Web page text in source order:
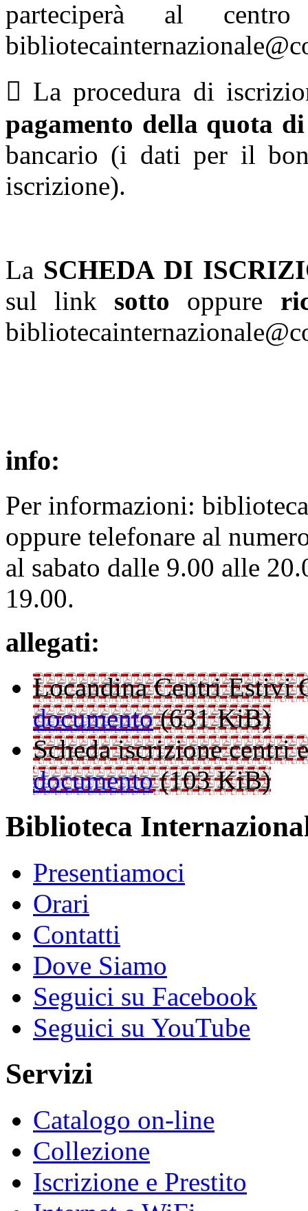
parteciperà al
 La procedura di
pagamento della quota
bancario (i dati per il
iscrizione).
La SCHEDA DI
sul link sotto oppure
info:
Per informazioni:
oppure telefonare al
al sabato dalle 9.00 alle
19.00.
allegati:
Locandina Centri Estivi
documento (631 KiB)
Scheda iscrizione centri
documento (103 KiB)
Biblioteca
Presentiamoci
Orari
Contatti
Dove Siamo
Seguici su Facebook
Seguici su YouTube
Servizi
Catalogo on-line
Collezione
Iscrizione e Prestito